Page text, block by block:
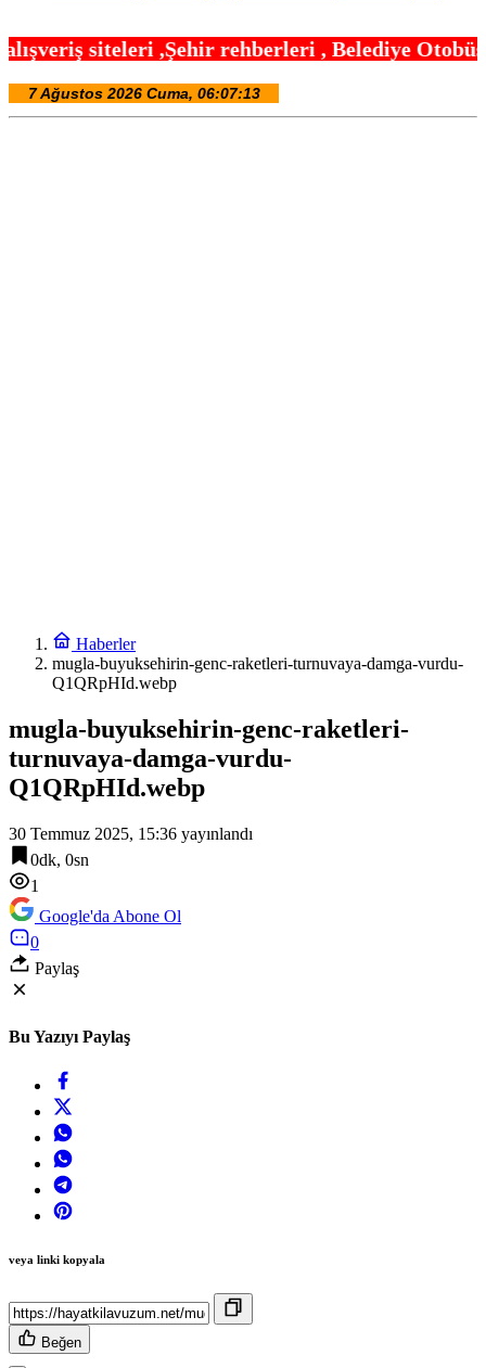
,Şehir rehberleri , Belediye
Haberler
mugla-buyuksehirin-genc-raketleri-turnuvaya-damga-vurdu-
Q1QRpHId.webp
mugla-buyuksehirin-genc-raketleri-
turnuvaya-damga-vurdu-
Q1QRpHId.webp
30 Temmuz 2025, 15:36 yayınlandı
0dk, 0sn
1
Google'da Abone Ol
0
Paylaş
Bu Yazıyı Paylaş
veya linki kopyala
Beğen